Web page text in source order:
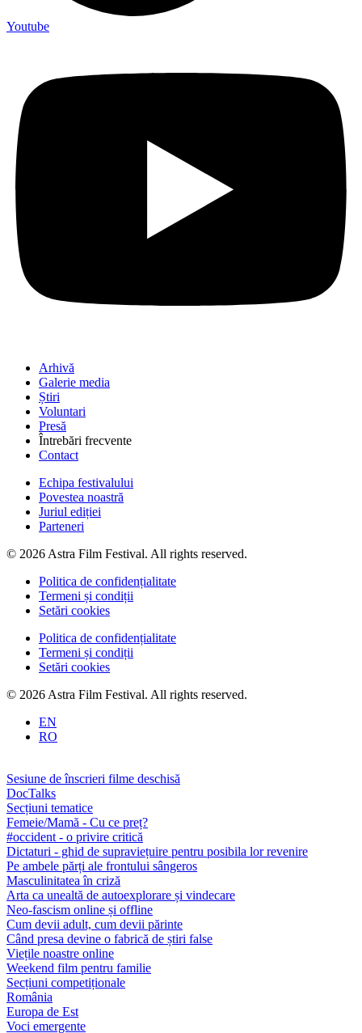
Youtube
Arhivă
Galerie media
Știri
Voluntari
Presă
Întrebări frecvente
Contact
Echipa festivalului
Povestea noastră
Juriul ediției
Parteneri
© 2026 Astra Film Festival. All rights reserved.
Politica de confidențialitate
Termeni și condiții
Setări cookies
Politica de confidențialitate
Termeni și condiții
Setări cookies
© 2026 Astra Film Festival. All rights reserved.
EN
RO
Sesiune de înscrieri filme deschisă
DocTalks
Secțiuni tematice
Femeie/Mamă - Cu ce preț?
#occident - o privire critică
Dictaturi - ghid de supraviețuire pentru posibila lor revenire
Pe ambele părți ale frontului sângeros
Masculinitatea în criză
Arta ca unealtă de autoexplorare și vindecare
Neo-fascism online și offline
Cum devii adult, cum devii părinte
Când presa devine o fabrică de știri false
Viețile noastre online
Weekend film pentru familie
Secțiuni competiționale
România
Europa de Est
Voci emergente